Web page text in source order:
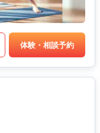
体験・相談予約